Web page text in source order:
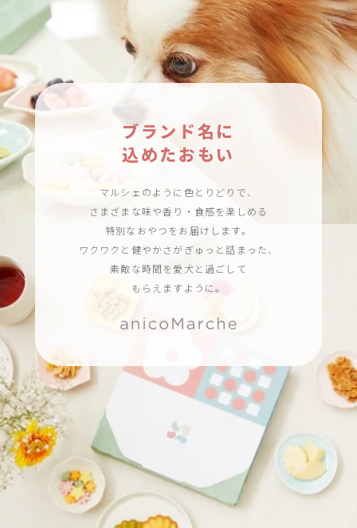
ブランド名に
込めたおもい
マルシェのように色とりどりで、
さまざまな味や香り・食感を楽しめる
特別なおやつをお届けします。
ワクワクと健やかさがぎゅっと詰まった、
素敵な時間を愛犬と過ごして
もらえますように。